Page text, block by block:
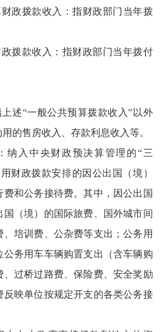
财政拨款收入：指财政部门 当年拨
拨款收入： 指财政部门当年拨付
上述“一般公共预算拨款收入”以外
用的售房收入、存款利息收入等。
纳入中央财政预决算管理的“三
财政拨款安排的因公出国（境）
和公务接待费。其中，因公出国
国（境）的国际旅费、国外城市间
培训费、公杂费等支出；公务用
务用车车辆购置支出（含车辆购
过桥过路费、保险费、安全奖励
反映单位按规定开支的各类公务接